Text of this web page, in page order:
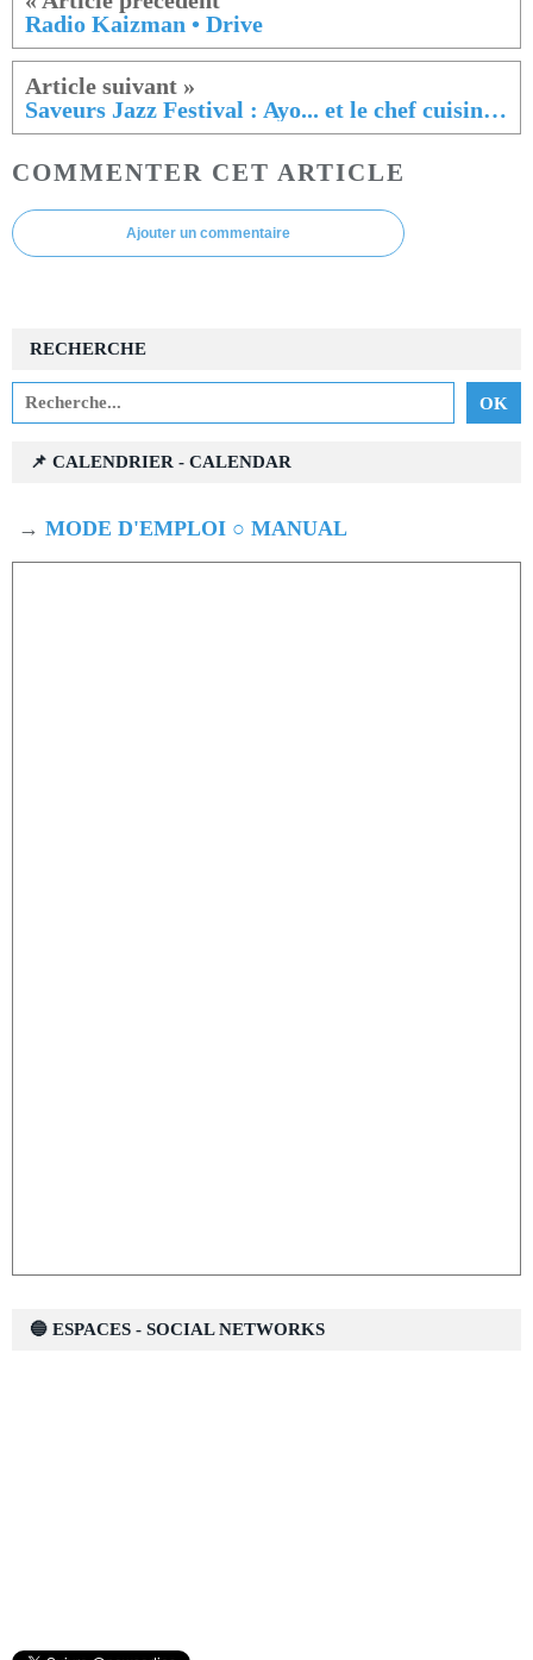
Radio Kaizman • Drive
Saveurs Jazz Festival : Ayo... et le chef cuisinier Samuel Albert !
COMMENTER CET ARTICLE
Ajouter un commentaire
RECHERCHE
📌 CALENDRIER - CALENDAR
→ MODE D'EMPLOI ○ MANUAL
🔵 ESPACES - SOCIAL NETWORKS